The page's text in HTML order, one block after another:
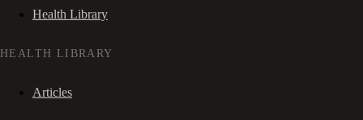
Health Library
HEALTH LIBRARY
Articles